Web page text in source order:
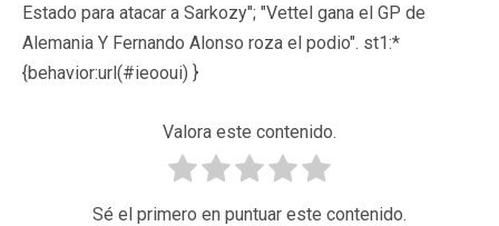
Estado para atacar a Sarkozy"; "Vettel gana el GP de
Alemania Y Fernando Alonso roza el podio". st1:*
{behavior:url(#ieooui) }
Valora este contenido.
Sé el primero en puntuar este contenido.